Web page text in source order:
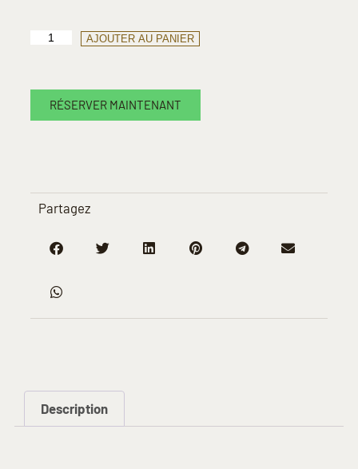
AJOUTER AU PANIER
RÉSERVER MAINTENANT
Partagez
Description